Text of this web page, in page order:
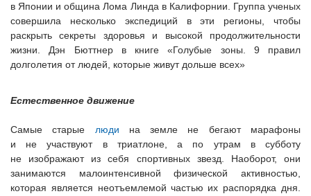
в Японии и община Лома Линда в Калифорнии. Группа ученых
совершила несколько экспедиций в эти регионы, чтобы
раскрыть секреты здоровья и высокой продолжительности
жизни. Дэн Бюттнер в книге «Голубые зоны. 9 правил
долголетия от людей, которые живут дольше всех»
Естественное движение
Самые старые люди на земле не бегают марафоны
и не участвуют в триатлоне, а по утрам в субботу
не изображают из себя спортивных звезд. Наоборот, они
занимаются малоинтенсивной физической активностью,
которая является неотъемлемой частью их распорядка дня.